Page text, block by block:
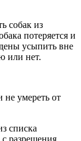
собак из
потеряется и
усыпить вне
или нет.
не умереть от
списка